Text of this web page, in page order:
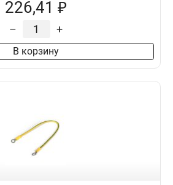
226,41 ₽
– +
В корзину